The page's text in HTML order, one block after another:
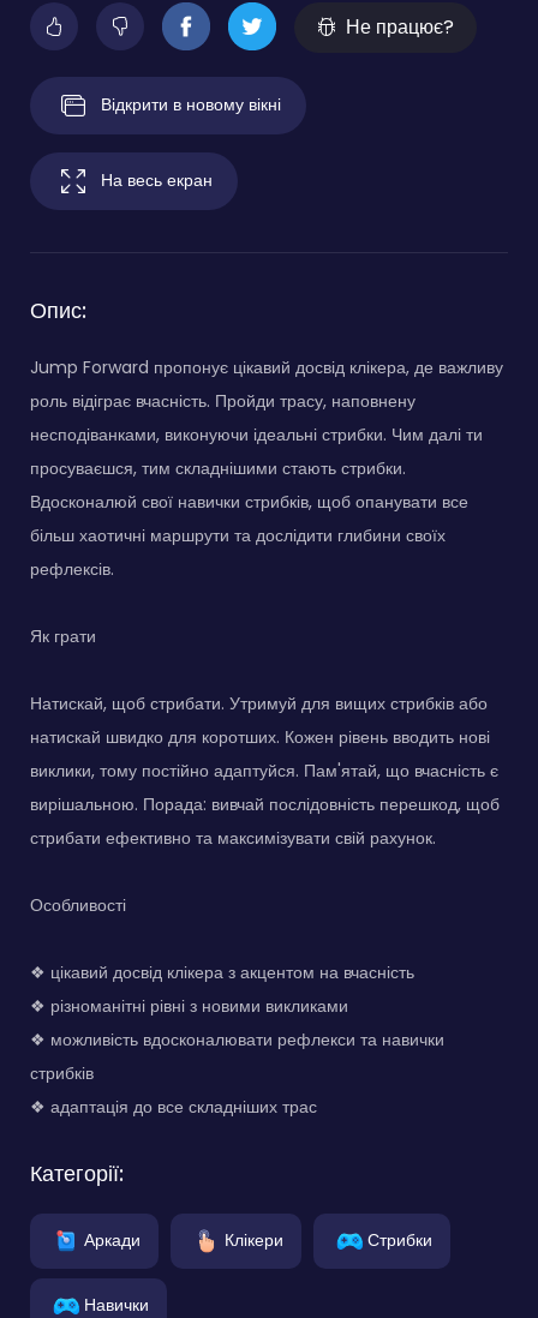
Не працює?
Відкрити в новому вікні
На весь екран
Опис:
Jump Forward пропонує цікавий досвід клікера, де важливу
роль відіграє вчасність. Пройди трасу, наповнену
несподіванками, виконуючи ідеальні стрибки. Чим далі ти
просуваєшся, тим складнішими стають стрибки.
Вдосконалюй свої навички стрибків, щоб опанувати все
більш хаотичні маршрути та дослідити глибини своїх
рефлексів.
Як грати
Натискай, щоб стрибати. Утримуй для вищих стрибків або
натискай швидко для коротших. Кожен рівень вводить нові
виклики, тому постійно адаптуйся. Пам'ятай, що вчасність є
вирішальною. Порада: вивчай послідовність перешкод, щоб
стрибати ефективно та максимізувати свій рахунок.
Особливості
❖ цікавий досвід клікера з акцентом на вчасність
❖ різноманітні рівні з новими викликами
❖ можливість вдосконалювати рефлекси та навички
стрибків
❖ адаптація до все складніших трас
Категорії:
Аркади Клікери Стрибки
Навички